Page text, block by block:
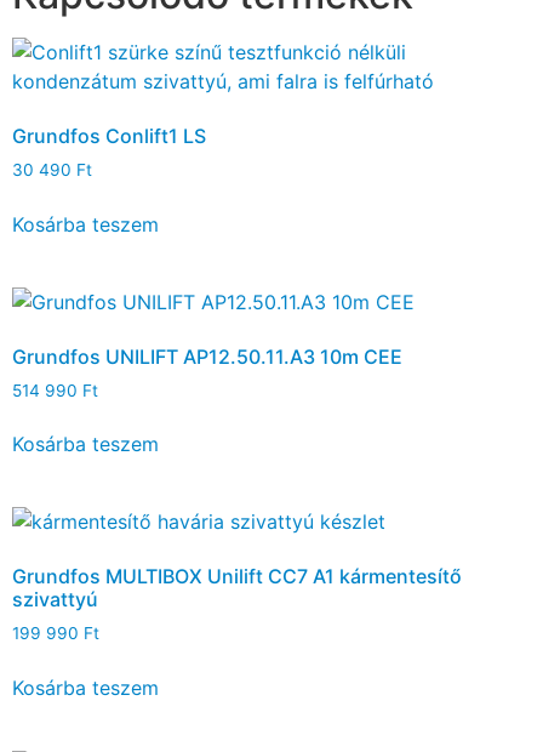
Grundfos Conlift1 LS
30 490 Ft
Kosárba teszem
Grundfos UNILIFT AP12.50.11.A3 10m CEE
514 990 Ft
Kosárba teszem
Grundfos MULTIBOX Unilift CC7 A1 kármentesítő
szivattyú
199 990 Ft
Kosárba teszem